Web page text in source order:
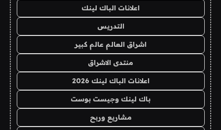
اعلانات الباك لينك
التدريس
اشراق العالم عالم كبير
منتدى الاشراق
اعلانات الباك لينك 2026
باك لينك وجيست بوست
مشاريع وربح